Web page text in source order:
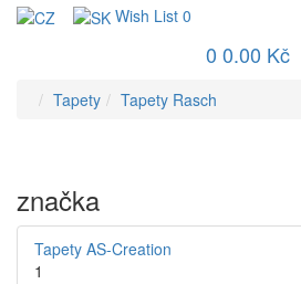
Wish List 0
0 0.00 Kč
Tapety Tapety Rasch
značka
Tapety AS-Creation
1